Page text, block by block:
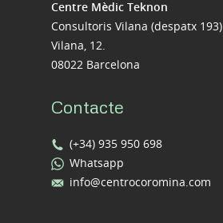
Centre Mèdic Teknon
Consultoris Vilana (despatx 193)
Vilana, 12.
08022 Barcelona
Contacte
(+34) 935 950 698
Whatsapp
info@centrocoromina.com